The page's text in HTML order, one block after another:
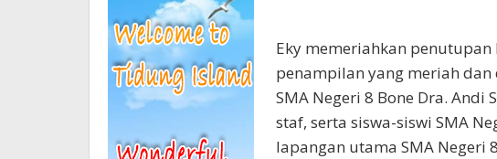
Eky memeriahkan penutupan
penampilan yang meriah
SMA Negeri 8 Bone Dra. Andi
staf, serta siswa-siswi SMA
lapangan utama SMA Negeri